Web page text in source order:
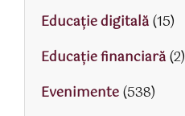
Educaţie digitală(15)
Educaţie financiară(2)
Evenimente(538)